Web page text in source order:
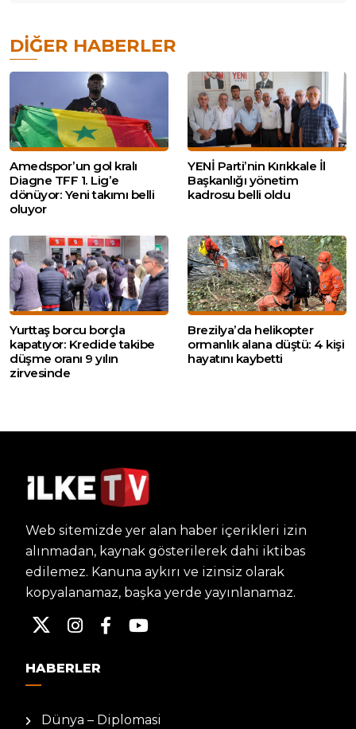
DIĞER HABERLER
Amedspor’un gol kralı
Diagne TFF 1. Lig’e
dönüyor: Yeni takımı belli
oluyor
YENİ Parti’nin Kırıkkale İl
Başkanlığı yönetim
kadrosu belli oldu
Yurttaş borcu borçla
kapatıyor: Kredide takibe
düşme oranı 9 yılın
zirvesinde
Brezilya’da helikopter
ormanlık alana düştü: 4 kişi
hayatını kaybetti
Web sitemizde yer alan haber içerikleri izin
alınmadan, kaynak gösterilerek dahi iktibas
edilemez. Kanuna aykırı ve izinsiz olarak
kopyalanamaz, başka yerde yayınlanamaz.
HABERLER
Dünya – Diplomasi